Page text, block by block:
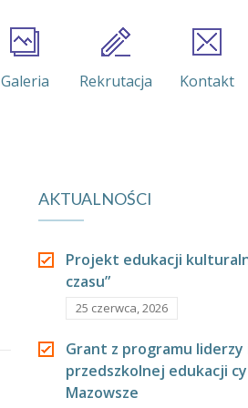
Galeria Rekrutacja Kontakt
AKTUALNOŚCI
Projekt edukacji
czasu”
25 czerwca, 2026
Grant z programu liderzy
przedszkolnej edukacji
Mazowsze